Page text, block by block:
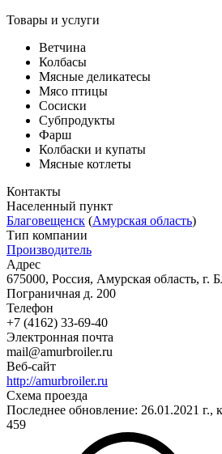
Товары и услуги
Ветчина
Колбасы
Мясные деликатесы
Мясо птицы
Сосиски
Субпродукты
Фарш
Колбаски и купаты
Мясные котлеты
Контакты
Населенный пункт
Благовещенск (Амурская область)
Тип компании
Производитель
Адрес
675000, Россия, Амурская область, г.
Пограничная д. 200
Телефон
+7 (4162) 33-69-40
Электронная почта
mail@amurbroiler.ru
Веб-сайт
http://amurbroiler.ru
Схема проезда
Последнее обновление: 26.01.2021 г.,
459